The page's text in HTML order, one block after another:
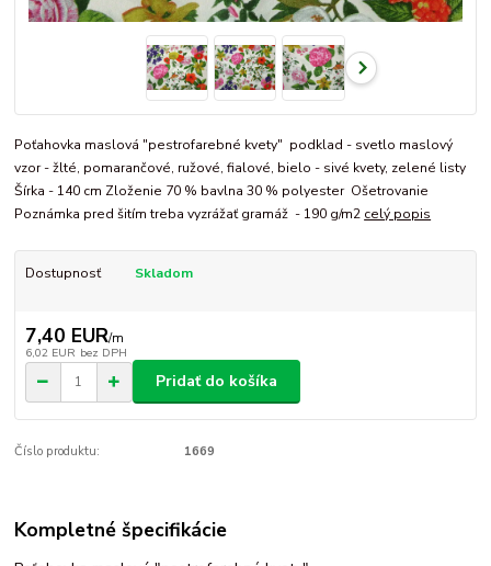
Poťahovka maslová "pestrofarebné kvety" podklad - svetlo maslový
vzor - žlté, pomarančové, ružové, fialové, bielo - sivé kvety, zelené listy
Šírka - 140 cm Zloženie 70 % bavlna 30 % polyester Ošetrovanie
Poznámka pred šitím treba vyzrážať gramáž - 190 g/m2 celý popis
Dostupnosť Skladom
7,40 EUR/m
6,02 EUR bez DPH
Pridať do košíka
Číslo produktu: 1669
Kompletné špecifikácie